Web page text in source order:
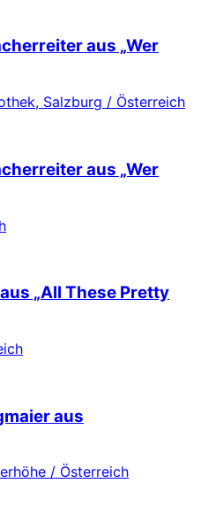
aus „Wer
Salzburg / Österreich
aus „Wer
„All These Pretty
aus
/ Österreich